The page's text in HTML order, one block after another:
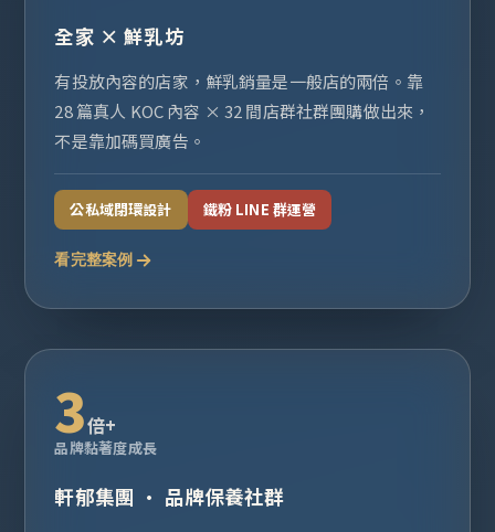
全家 × 鮮乳坊
有投放內容的店家，鮮乳銷量是一般店的兩倍。靠
28 篇真人 KOC 內容 × 32 間店群社群團購做出來，
不是靠加碼買廣告。
公私域閉環設計 鐵粉 LINE 群運營
看完整案例
3倍+
品牌黏著度成長
軒郁集團 · 品牌保養社群